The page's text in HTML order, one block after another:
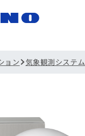
ョン 気象観測システム